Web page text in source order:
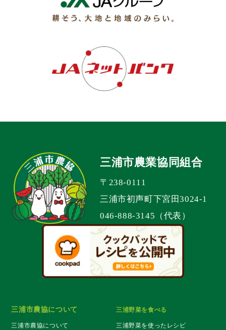
三浦市農業協同組合
〒238-0111
三浦市初声町下宮田3024-1
046-888-3145（代表）
三浦市農協について
三浦市農協について
三浦野菜を食べる
三浦野菜を使ったレシピ